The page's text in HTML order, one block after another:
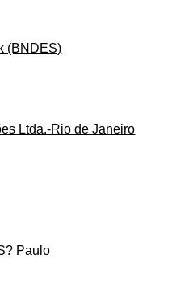
(BNDES)
Ltda.-Rio de Janeiro
Paulo